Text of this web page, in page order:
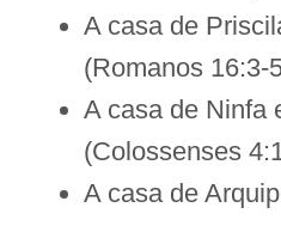
A casa de
(Romanos 16:3-
A casa de Ninfa
(Colossenses
A casa de